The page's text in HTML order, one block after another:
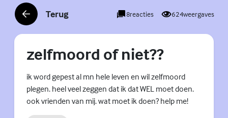
Terug
(Externe link) 8reacties 624weergaves
zelfmoord of niet??
ik word gepest al mn hele leven en wil zelfmoord
plegen. heel veel zeggen dat ik dat WEL moet doen.
ook vrienden van mij. wat moet ik doen? help me!